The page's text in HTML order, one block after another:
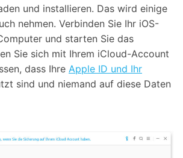
und installieren. Das wird einige
nehmen. Verbinden Sie Ihr iOS-
und starten Sie das
Sie sich mit Ihrem iCloud-Account
dass Ihre Apple ID und Ihr
sind und niemand auf diese Daten